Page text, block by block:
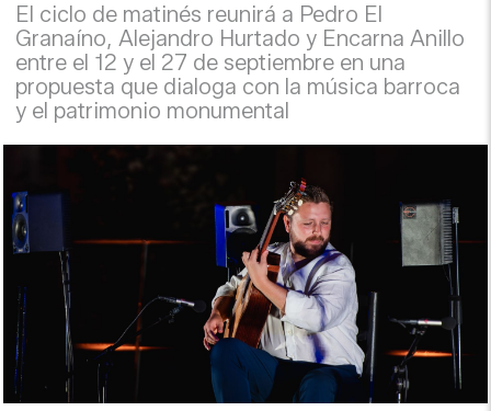
El ciclo de matinés reunirá a Pedro El
Granaíno, Alejandro Hurtado y Encarna Anillo
entre el 12 y el 27 de septiembre en una
propuesta que dialoga con la música barroca
y el patrimonio monumental